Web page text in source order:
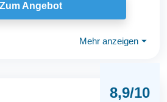
Zum Angebot
Mehr anzeigen ⏷
8,9/10